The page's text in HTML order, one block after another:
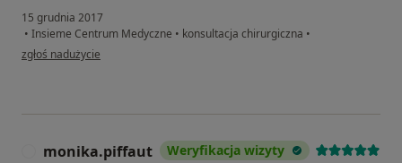
15 grudnia 2017
• Insieme Centrum Medyczne • konsultacja chirurgiczna •
w opinii użytkownika Konto zostało usunięte
zgłoś nadużycie
monika.piffaut Weryfikacja wizyty